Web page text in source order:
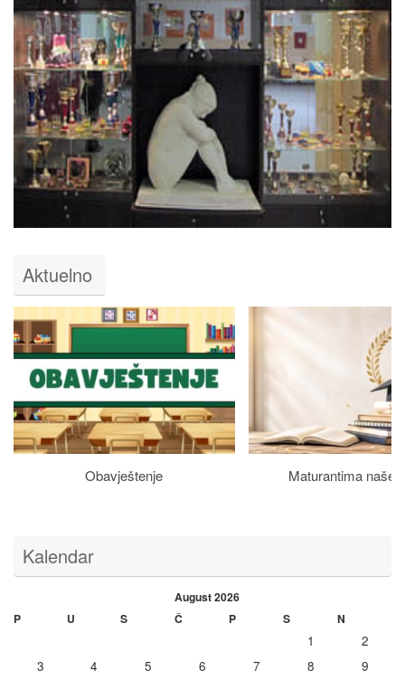
Aktuelno
Obavještenje Maturantima naše
Kalendar
August 2026
P
U S Č P S N
1
2
3
4 5 6 7 8
9